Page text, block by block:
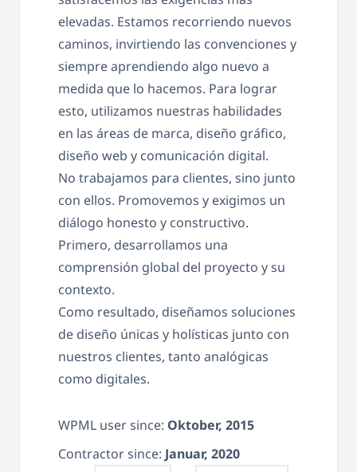
elevadas. Estamos recorriendo nuevos
caminos, invirtiendo las convenciones y
siempre aprendiendo algo nuevo a
medida que lo hacemos. Para lograr
esto, utilizamos nuestras habilidades
en las áreas de marca, diseño gráfico,
diseño web y comunicación digital.
No trabajamos para clientes, sino junto
con ellos. Promovemos y exigimos un
diálogo honesto y constructivo.
Primero, desarrollamos una
comprensión global del proyecto y su
contexto.
Como resultado, diseñamos soluciones
de diseño únicas y holísticas junto con
nuestros clientes, tanto analógicas
como digitales.
WPML user since: Oktober, 2015
Contractor since: Januar, 2020